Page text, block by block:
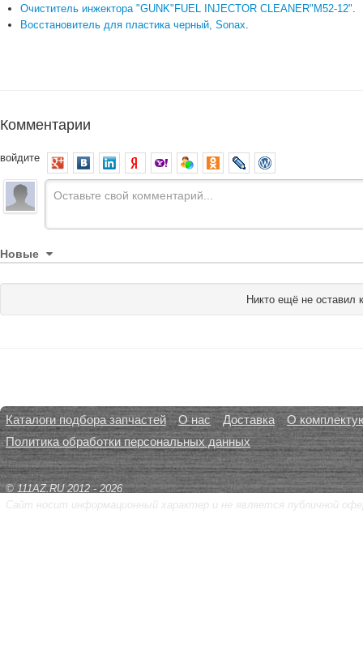
Очиститель инжектора "GUNK"FUEL INJECTOR CLEANER"M52-12".
Восстановитель для пластика черный, Sonax.
Комментарии
войдите
Новые
Никто ещё не оставил
Каталоги подбора запчастей О нас Доставка
О
Политика обработки персональных данных
© 111AZ.RU 2012 - 2026
Сайт носит информационный характер и не является публичной